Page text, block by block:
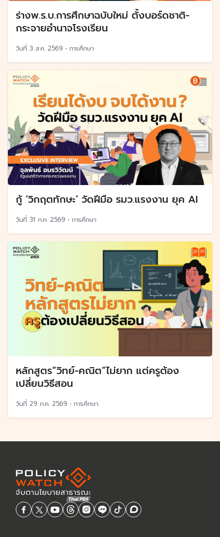
ร่างพ.ร.บ.การศึกษาฉบับใหม่ ตั้งบอร์ดชาติ-
กระจายอำนาจโรงเรียน
วันที่ 3 ส.ค. 2569 • การศึกษา
กู้ ‘วิกฤตทักษะ’ วัดฝีมือ รมว.แรงงาน ยุค AI
วันที่ 31 ก.ค. 2569 • การศึกษา
หลักสูตร“วิทย์-คณิต“ไม่ยาก แต่ครูต้อง
เปลี่ยนวิธีสอน
วันที่ 29 ก.ค. 2569 • การศึกษา